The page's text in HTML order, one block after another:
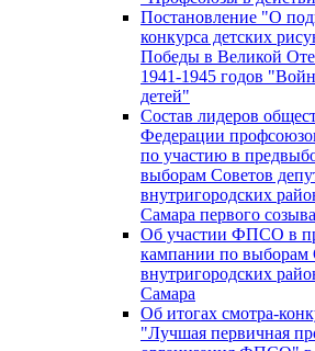
Постановление "О
конкурса детских
Победы в Великой
1941-1945 годов
детей"
Состав лидеров
Федерации
по участию в
выборам Советов
внутригородских
Самара первого созыва
Об участии ФПСО в
кампании по выборам
внутригородских
Самара
Об итогах смотра-
"Лучшая первичная